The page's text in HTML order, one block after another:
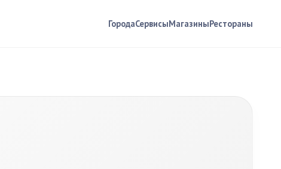
ГородаСервисыМагазиныРестораны